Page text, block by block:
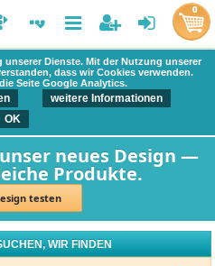
Dienste. Mit der Nutzung unserer
dass wir Cookies verwenden.
Seite Google Analytics.
weitere Informationen
OK
neues Design —
Produkte.
testen
0
WIR FINDEN